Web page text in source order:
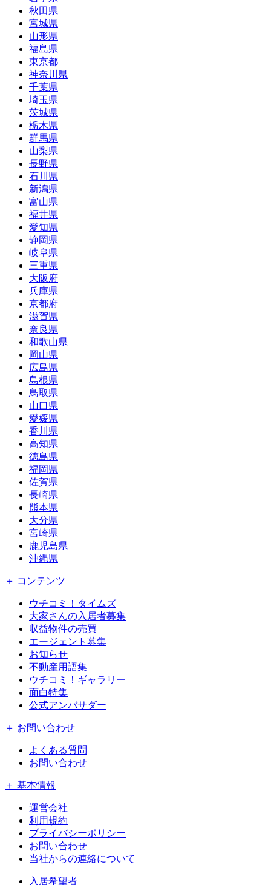
秋田県
宮城県
山形県
福島県
東京都
神奈川県
千葉県
埼玉県
茨城県
栃木県
群馬県
山梨県
長野県
石川県
新潟県
富山県
福井県
愛知県
静岡県
岐阜県
三重県
大阪府
兵庫県
京都府
滋賀県
奈良県
和歌山県
岡山県
広島県
島根県
鳥取県
山口県
愛媛県
香川県
高知県
徳島県
福岡県
佐賀県
長崎県
熊本県
大分県
宮崎県
鹿児島県
沖縄県
＋ コンテンツ
ウチコミ！タイムズ
大家さんの入居者募集
収益物件の売買
エージェント募集
お知らせ
不動産用語集
ウチコミ！ギャラリー
面白特集
公式アンバサダー
＋ お問い合わせ
よくある質問
お問い合わせ
＋ 基本情報
運営会社
利用規約
プライバシーポリシー
お問い合わせ
当社からの連絡について
入居希望者